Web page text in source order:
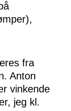
fra
Anton
vinkende
jeg kl.